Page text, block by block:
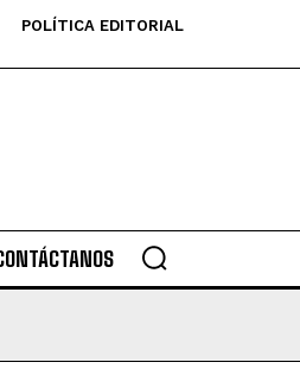
POLÍTICA EDITORIAL